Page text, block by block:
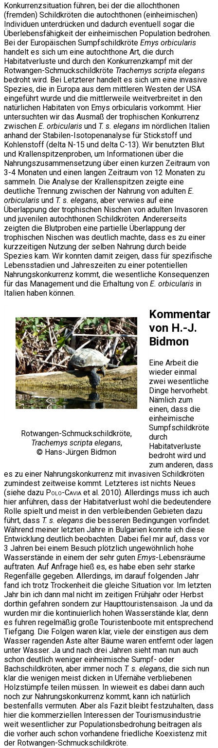
Konkurrenzsituation führen, bei der die allochthonen
(fremden) Schildkröten die autochthonen (einheimischen)
Individuen unterdrücken und dadurch eventuell sogar die
Überlebensfähigkeit der einheimischen Population bedrohen.
Bei der Europäischen Sumpfschildkröte Emys orbicularis
handelt es sich um eine autochthone Art, die durch
Habitatverluste und durch den Konkurrenzkampf mit der
Rotwangen-Schmuckschildkröte Trachemys scripta elegans
bedroht wird. Bei Letzterer handelt es sich um eine invasive
Spezies, die in Europa aus dem mittleren Westen der USA
eingeführt wurde und die mittlerweile weitverbreitet in den
natürlichen Habitaten von Emys orbicularis vorkommt. Hier
untersuchten wir das Ausmaß der trophischen Konkurrenz
zwischen E. orbicularis und T. s. elegans im nördlichen Italien
anhand der Stabilen-Isotopenanalyse für Stickstoff und
Kohlenstoff (delta N-15 und delta C-13). Wir benutzten Blut
und Krallenspitzenproben, um Informationen über die
Nahrungszusammensetzung über einen kurzen Zeitraum von
3-4 Monaten und einen langen Zeitraum von 12 Monaten zu
sammeln. Die Analyse der Krallenspitzen zeigte eine
deutliche Trennung zwischen der Nahrung von adulten E.
orbicularis und T. s. elegans, aber verwies auf eine
Überlappung der trophischen Nischen von adulten Invasoren
und juvenilen autochthonen Schildkröten. Andererseits
zeigten die Blutproben eine partielle Überlappung der
trophischen Nischen was deutlich machte, dass es zu einer
kurzzeitigen Nutzung der selben Nahrung durch beide
Spezies kam. Wir konnten damit zeigen, dass für spezifische
Lebensstadien und Jahreszeiten zu einer potentiellen
Nahrungskonkurrenz kommt, die wesentliche Konsequenzen
für das Management und die Erhaltung von E. orbicularis in
Italien haben können.
Rotwangen-Schmuckschildkröte,
Trachemys scripta elegans,
© Hans-Jürgen Bidmon
Kommentar
von H.-J.
Bidmon
Eine Arbeit die
wieder einmal
zwei wesentliche
Dinge hervorhebt.
Nämlich zum
einen, dass die
einheimische
Sumpfschildkröte
durch
Habitatverluste
bedroht wird und
zum anderen, dass
es zu einer Nahrungskonkurrenz mit invasiven Schildkröten
zumindest zeitweise kommt. Letzteres ist nichts Neues
(siehe dazu Polo-Cavia et al. 2010). Allerdings muss ich auch
hier anführen, dass der Habitatverlust wohl die bedeutendere
Rolle spielt und meist in den verbleibenden Gebieten dazu
führt, dass T. s. elegans die besseren Bedingungen vorfindet.
Während meiner letzten Jahre in Bulgarien konnte ich diese
Entwicklung deutlich beobachten. Dabei fiel mir auf, dass vor
3 Jahren bei einem Besuch plötzlich ungewöhnlich hohe
Wasserstände in einem der sehr guten Emys-Lebensräume
auftraten. Auf Anfrage hieß es, es habe eben sehr starke
Regenfälle gegeben. Allerdings, im darauf folgenden Jahr
fand ich trotz Trockenheit die gleiche Situation vor. Im letzten
Jahr bin ich dann mal nicht im zeitigen Frühjahr oder Herbst
dorthin gefahren sondern zur Haupttouristensaison. Ja und da
wurden mir die kontinuierlich hohen Wasserstände klar, denn
es fuhren regelmäßig große Touristenboote mit entsprechend
Tiefgang. Die Folgen waren klar, viele der einstigen aus dem
Wasser ragenden Äste alter Bäume waren entfernt oder lagen
unter Wasser. Ja und nach drei Jahren sieht man nun auch
schon deutlich weniger einheimische Sumpf- oder
Bachschildkröten, aber immer noch T. s. elegans, die sich nun
klar die wenigen meist dicken in Ufernähe verbliebenen
Holzstümpfe teilen müssen. In wieweit es dabei dann auch
noch zur Nahrungskonkurrenz kommt, kann ich natürlich
bestenfalls vermuten. Aber als Fazit bleibt festzuhalten, dass
hier die kommerziellen Interessen der Tourismusindustrie
weit wesentlicher zur Populationsbedrohung beitragen als
die vorher auch schon vorhandene friedliche Koexistenz mit
der Rotwangen-Schmuckschildkröte.